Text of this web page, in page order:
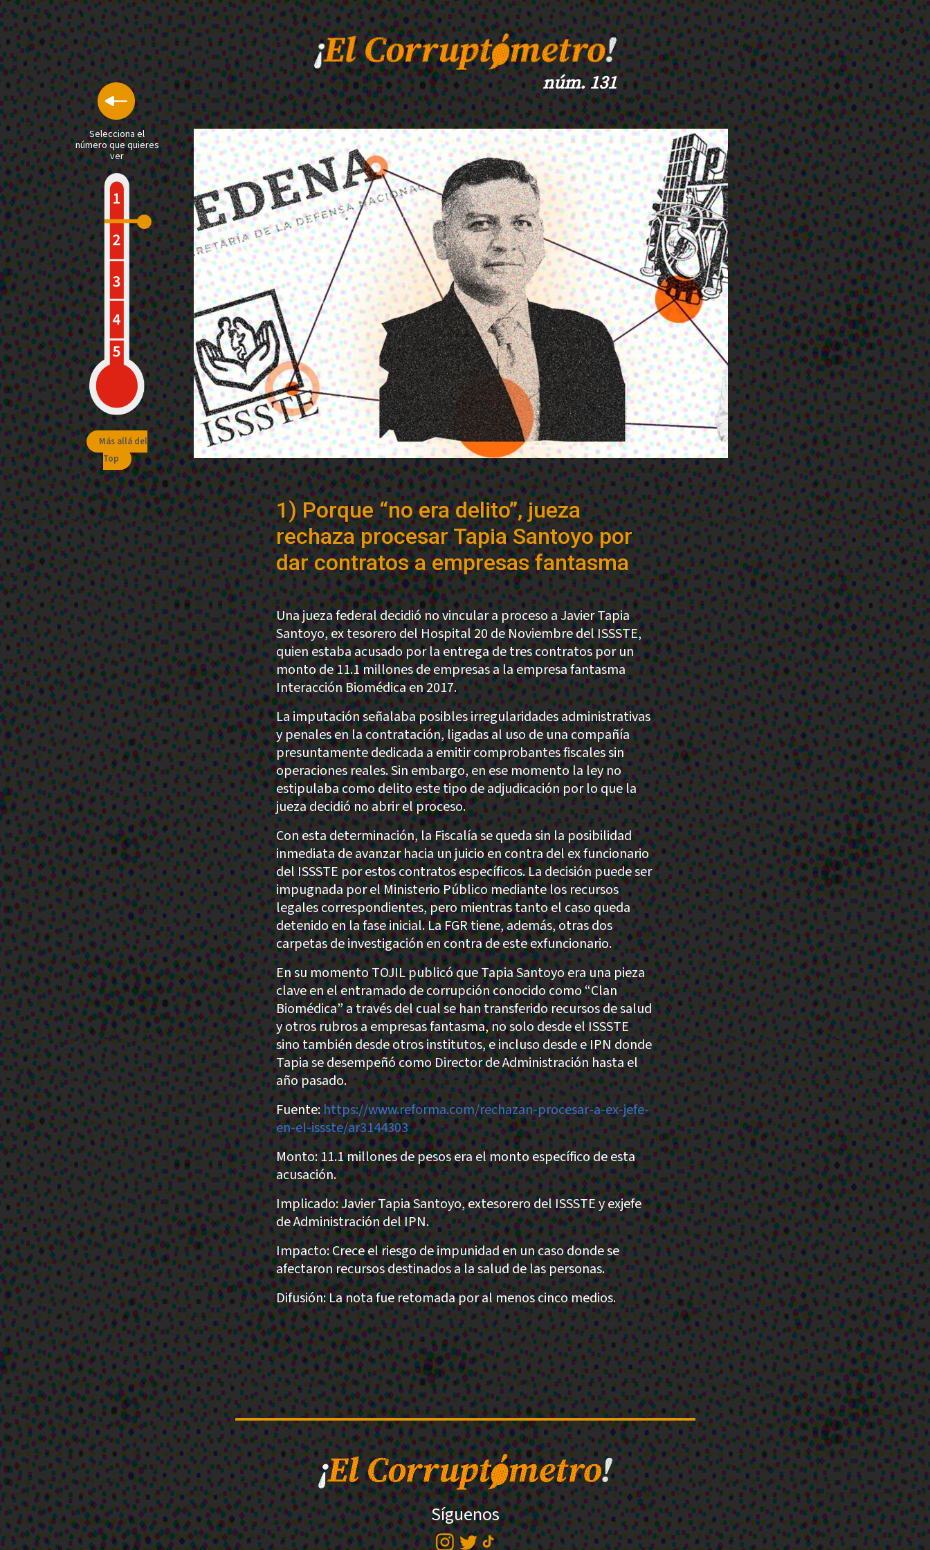
núm. 131
Selecciona el
número que quieres
ver
Más allá del
Top
1) Porque “no era delito”, jueza
rechaza procesar Tapia Santoyo por
dar contratos a empresas fantasma
Una jueza federal decidió no vincular a proceso a Javier Tapia
Santoyo, ex tesorero del Hospital 20 de Noviembre del ISSSTE,
quien estaba acusado por la entrega de tres contratos por un
monto de 11.1 millones de empresas a la empresa fantasma
Interacción Biomédica en 2017.
La imputación señalaba posibles irregularidades administrativas
y penales en la contratación, ligadas al uso de una compañía
presuntamente dedicada a emitir comprobantes fiscales sin
operaciones reales. Sin embargo, en ese momento la ley no
estipulaba como delito este tipo de adjudicación por lo que la
jueza decidió no abrir el proceso.
Con esta determinación, la Fiscalía se queda sin la posibilidad
inmediata de avanzar hacia un juicio en contra del ex funcionario
del ISSSTE por estos contratos específicos. La decisión puede ser
impugnada por el Ministerio Público mediante los recursos
legales correspondientes, pero mientras tanto el caso queda
detenido en la fase inicial. La FGR tiene, además, otras dos
carpetas de investigación en contra de este exfuncionario.
En su momento TOJIL publicó que Tapia Santoyo era una pieza
clave en el entramado de corrupción conocido como “Clan
Biomédica” a través del cual se han transferido recursos de salud
y otros rubros a empresas fantasma, no solo desde el ISSSTE
sino también desde otros institutos, e incluso desde e IPN donde
Tapia se desempeñó como Director de Administración hasta el
año pasado.
Fuente:https://www.reforma.com/rechazan-procesar-a-ex-jefe-
en-el-issste/ar3144303
Monto: 11.1 millones de pesos era el monto específico de esta
acusación.
Implicado: Javier Tapia Santoyo, extesorero del ISSSTE y exjefe
de Administración del IPN.
Impacto: Crece el riesgo de impunidad en un caso donde se
afectaron recursos destinados a la salud de las personas.
Difusión: La nota fue retomada por al menos cinco medios.
Síguenos